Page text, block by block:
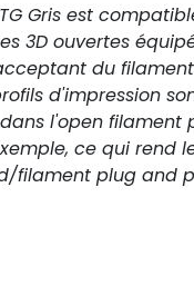
Gris est
3D ouvertes
du filament
d'impression
l'open filament
ce qui rend
filament plug and